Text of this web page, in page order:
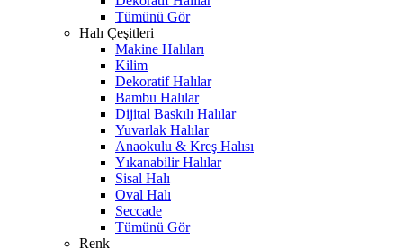
Tümünü Gör
Halı Çeşitleri
Makine Halıları
Kilim
Dekoratif Halılar
Bambu Halılar
Dijital Baskılı Halılar
Yuvarlak Halılar
Anaokulu & Kreş Halısı
Yıkanabilir Halılar
Sisal Halı
Oval Halı
Seccade
Tümünü Gör
Renk